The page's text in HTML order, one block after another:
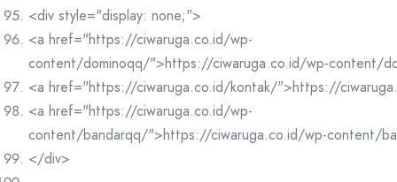
<div style="display: none;">
<a href="https://ciwaruga.co.id/wp-
content/dominoqq/">https://ciwaruga.co.id/wp-content/
<a href="https://ciwaruga.co.id/kontak/">https://
<a href="https://ciwaruga.co.id/wp-
content/bandarqq/">https://ciwaruga.co.id/wp-content/
</div>